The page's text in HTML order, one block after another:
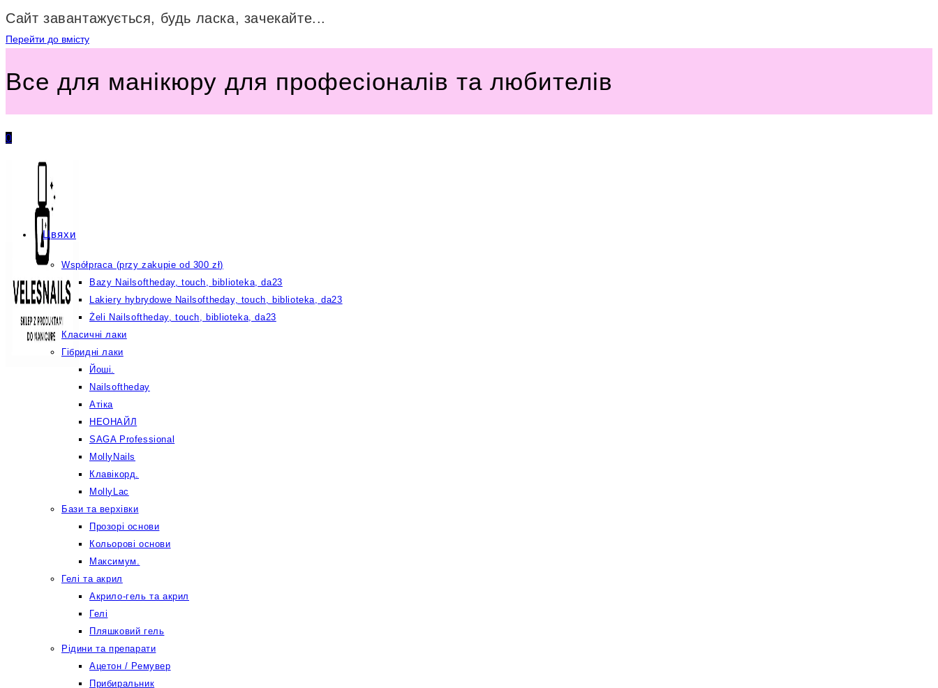
Сайт завантажується, будь ласка, зачекайте...
Перейти до вмісту
Все для манікюру для професіоналів та любителів
0
Цвяхи
Współpraca (przy zakupie od 300 zł)
Bazy Nailsoftheday, touch, biblioteka, da23
Lakiery hybrydowe Nailsoftheday, touch, biblioteka, da23
Żeli Nailsoftheday, touch, biblioteka, da23
Класичні лаки
Гібридні лаки
Йоші.
Nailsoftheday
Атіка
НЕОНАЙЛ
SAGA Professional
MollyNails
Клавікорд.
MollyLac
Бази та верхівки
Прозорі основи
Кольорові основи
Максимум.
Гелі та акрил
Акрило-гель та акрил
Гелі
Пляшковий гель
Рідини та препарати
Ацетон / Ремувер
Прибиральник